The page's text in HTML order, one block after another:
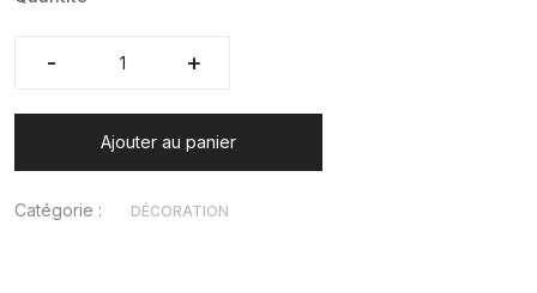
- +
- +
Ajouter au panier
Catégorie : DÉCORATION